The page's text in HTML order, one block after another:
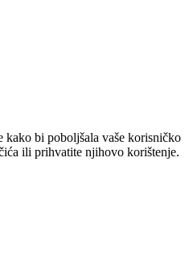
kako bi poboljšala vaše korisničko
ili prihvatite njihovo korištenje.